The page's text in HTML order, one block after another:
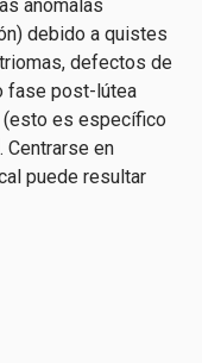
anómalas
debido a quistes
defectos de
fase post-lútea
(esto es específico
Centrarse en
puede resultar